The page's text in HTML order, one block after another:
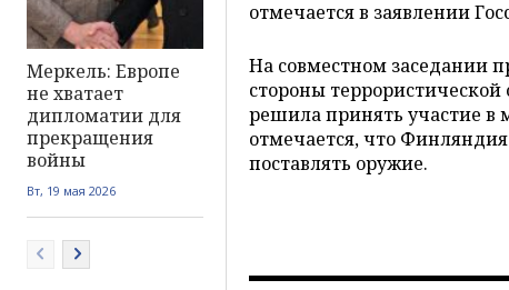
Меркель: Европе
не хватает
дипломатии для
прекращения
войны
Вт, 19 мая 2026
отмечается в заявлении
На совместном заседании
стороны
решила принять участие в
отмечается, что Финляндия
поставлять оружие.